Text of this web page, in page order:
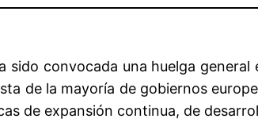
sido convocada una huelga
de la mayoría de gobiernos
de expansión continua, de